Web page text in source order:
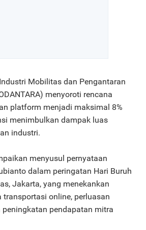
Mobilitas dan Pengantaran
menyoroti rencana
platform menjadi maksimal 8%
menimbulkan dampak luas
industri.
menyusul pernyataan
dalam peringatan Hari Buruh
Jakarta, yang menekankan
transportasi online, perluasan
pendapatan mitra